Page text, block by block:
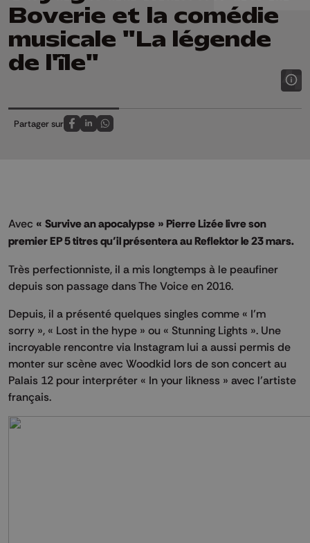
Boverie et la comédie
musicale "La légende
de l'île"
Partager sur
Partagez sur FaceBook
Partagez sur LinkedIn
Partagez sur Whatsapp
Avec « Survive an apocalypse » Pierre Lizée livre son
premier EP 5 titres qu’il présentera au Reflektor le 23 mars.
Très perfectionniste, il a mis longtemps à le peaufiner
depuis son passage dans The Voice en 2016.
Depuis, il a présenté quelques singles comme « I’m
sorry », « Lost in the hype » ou « Stunning Lights ». Une
incroyable rencontre via Instagram lui a aussi permis de
monter sur scène avec Woodkid lors de son concert au
Palais 12 pour interpréter « In your likness » avec l’artiste
français.